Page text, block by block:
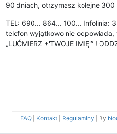
90 dniach, otrzymasz kolejne 300
TEL: 690... 864... 100... Infolinia:
telefon wyjątkowo nie odpowiada,
„LUĆMIERZ +'TWOJE IMIĘ'” !
FAQ| Kontakt| Regulaminy | By